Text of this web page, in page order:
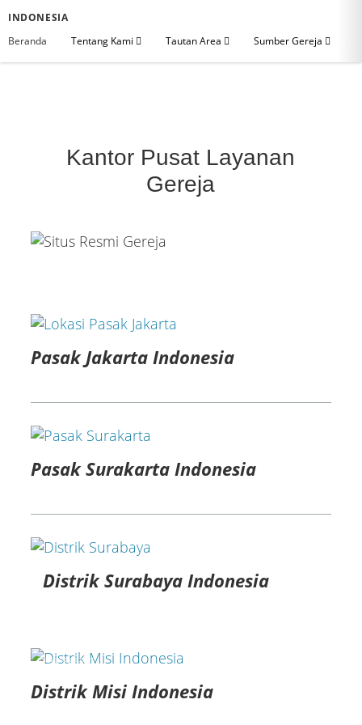
INDONESIA
Beranda
Tentang Kami Tautan Area Sumber Gereja
Kantor Pusat Layanan
Gereja
Pasak Jakarta Indonesia
Pasak Surakarta Indonesia
Distrik Surabaya Indonesia
map.google.com
Distrik Misi Indonesia